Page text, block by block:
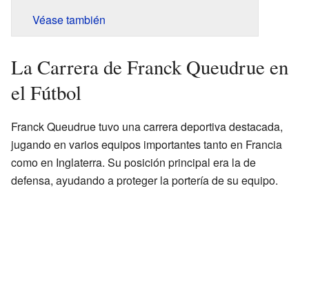
Véase también
La Carrera de Franck Queudrue en
el Fútbol
Franck Queudrue tuvo una carrera deportiva destacada,
jugando en varios equipos importantes tanto en Francia
como en Inglaterra. Su posición principal era la de
defensa, ayudando a proteger la portería de su equipo.